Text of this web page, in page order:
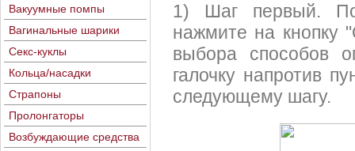
Вакуумные помпы
Вагинальные шарики
Секс-куклы
Кольца/насадки
Страпоны
Пролонгаторы
Возбуждающие средства
1) Шаг первый.
нажмите на кнопку
выбора способов
галочку напротив
следующему шагу.